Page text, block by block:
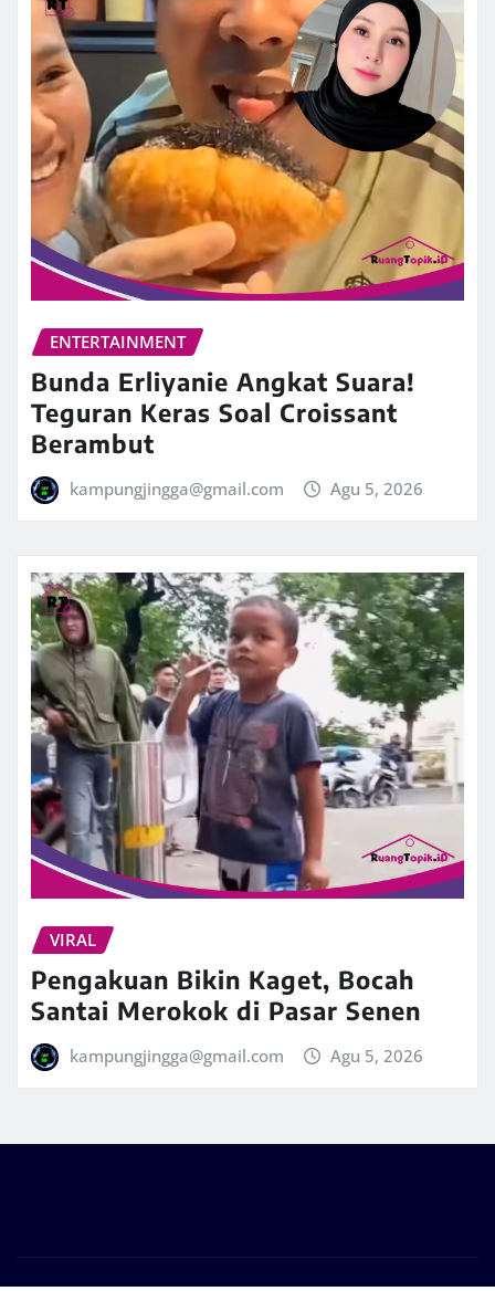
ENTERTAINMENT
Bunda Erliyanie Angkat Suara!
Teguran Keras Soal Croissant
Berambut
kampungjingga@gmail.com Agu 5, 2026
VIRAL
Pengakuan Bikin Kaget, Bocah
Santai Merokok di Pasar Senen
kampungjingga@gmail.com Agu 5, 2026